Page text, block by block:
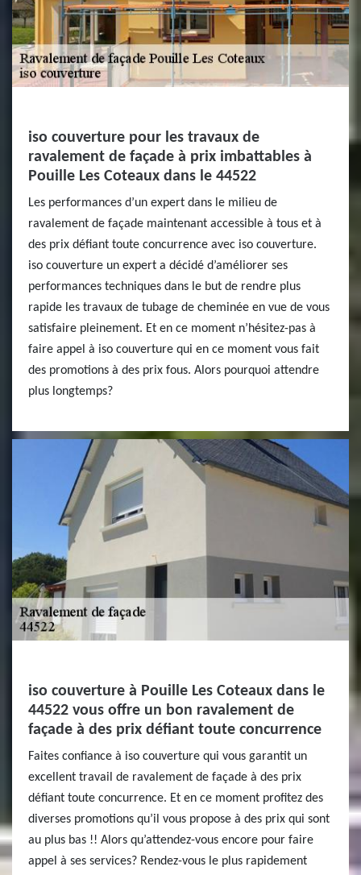
iso couverture pour les travaux de
ravalement de façade à prix imbattables à
Pouille Les Coteaux dans le 44522
Les performances d’un expert dans le milieu de
ravalement de façade maintenant accessible à tous et à
des prix défiant toute concurrence avec iso couverture.
iso couverture un expert a décidé d’améliorer ses
performances techniques dans le but de rendre plus
rapide les travaux de tubage de cheminée en vue de vous
satisfaire pleinement. Et en ce moment n’hésitez-pas à
faire appel à iso couverture qui en ce moment vous fait
des promotions à des prix fous. Alors pourquoi attendre
plus longtemps?
iso couverture à Pouille Les Coteaux dans le
44522 vous offre un bon ravalement de
façade à des prix défiant toute concurrence
Faites confiance à iso couverture qui vous garantit un
excellent travail de ravalement de façade à des prix
défiant toute concurrence. Et en ce moment profitez des
diverses promotions qu’il vous propose à des prix qui sont
au plus bas !! Alors qu’attendez-vous encore pour faire
appel à ses services? Rendez-vous le plus rapidement